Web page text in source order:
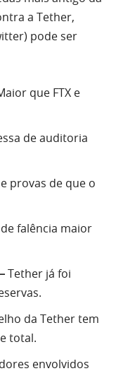
a Tether,
pode ser
que FTX e
de auditoria
provas de que o
falência maior
Tether já foi
da Tether tem
total.
envolvidos